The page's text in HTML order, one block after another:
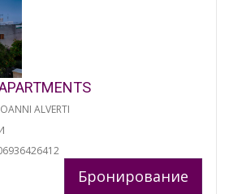
ALVERTI
Бронирование